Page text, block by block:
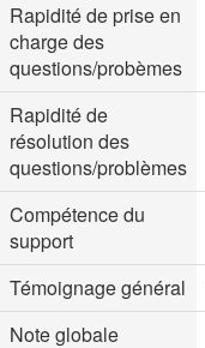
Rapidité de prise en
charge des
questions/probèmes
Rapidité de
résolution des
questions/problèmes
Compétence du
support
Témoignage général
Note globale